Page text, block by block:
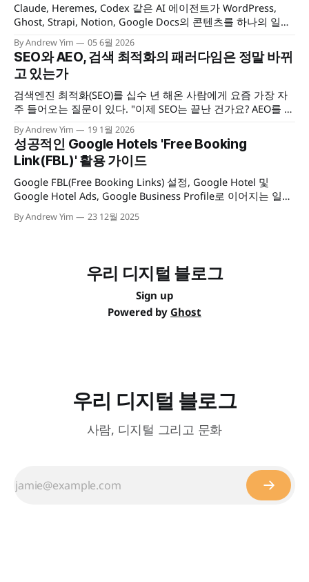
Claude, Heremes, Codex 같은 AI 에이전트가 WordPress,
Ghost, Strapi, Notion, Google Docs의 콘텐츠를 하나의 일관
된 방식으로 읽고, 작성하고, 발행·관리할 수 있게 해 주는 멀티
CMS 콘텐츠 운영 툴킷을 소개합니다.
By Andrew Yim 05 6월 2026
SEO와 AEO, 검색 최적화의 패러다임은 정말 바뀌
고 있는가
검색엔진 최적화(SEO)를 십수 년 해온 사람에게 요즘 가장 자
주 들어오는 질문이 있다. "이제 SEO는 끝난 건가요? AEO를 해
야 하나요?" 이 질문이 재미있는 건, 구조가 익숙하기 때문이
다. 10년 전에도 "SEO는 죽었나요?"라는 질문을 받았다. 5년
전에도. 그리고 지금도. 매번 새로운 이름표만 바뀔 뿐, 질문의
뼈대는
By Andrew Yim 19 1월 2026
성공적인 Google Hotels 'Free Booking
Link(FBL)' 활용 가이드
Google FBL(Free Booking Links) 설정, Google Hotel 및
Google Hotel Ads, Google Business Profile로 이어지는 일련
의 통합 관리 체계(Governance) 구축 및 필수 기술 요건 점검
By Andrew Yim 23 12월 2025
우리 디지털 블로그
Sign up
Powered by Ghost
우리 디지털 블로그
사람, 디지털 그리고 문화